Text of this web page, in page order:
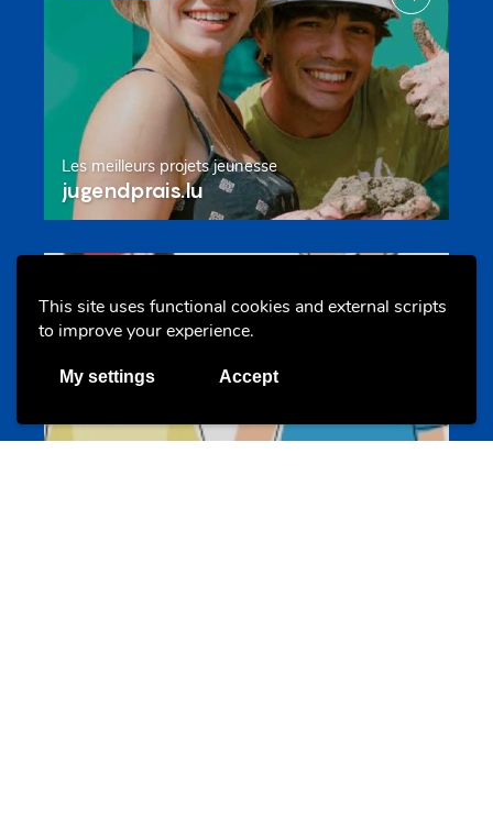
This site uses functional cookies and external scripts
to improve your experience.
My settings Accept
Les meilleurs projets jeunesse
jugendprais.lu